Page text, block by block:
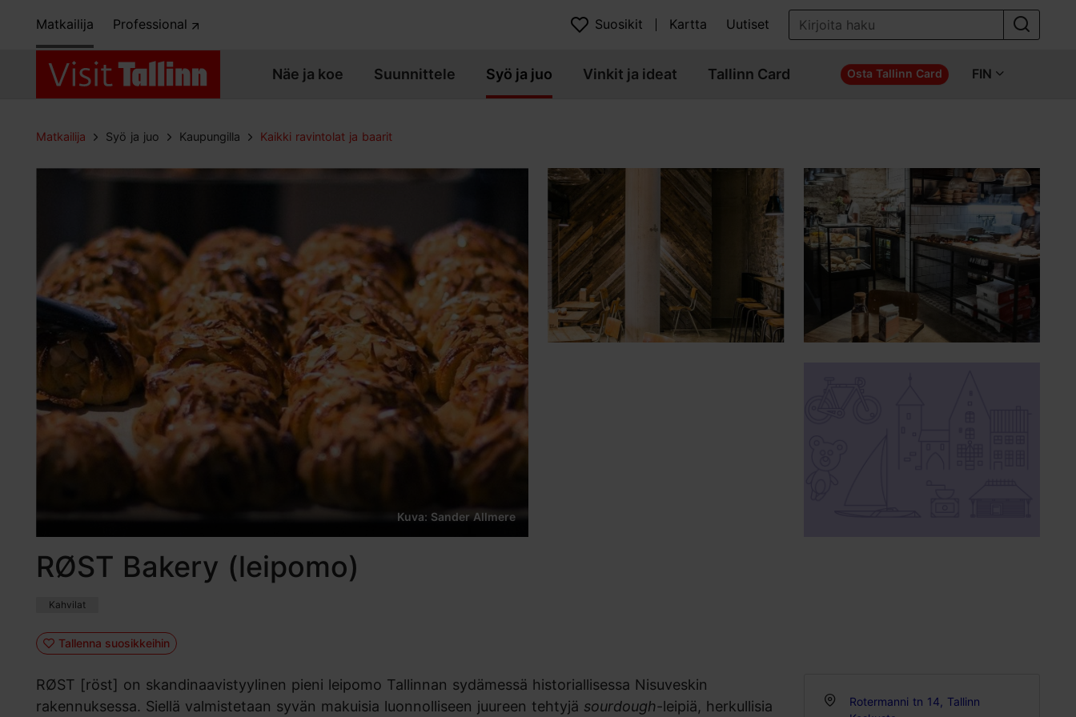
Matkailija Professional Suosikit Kartta Uutiset
Näe ja koe Suunnittele Syö ja juo Vinkit ja ideat Tallinn Card Osta Tallinn Card FIN
Matkailija Syö ja juo Kaupungilla Kaikki ravintolat ja baarit
Kuva: Sander Allmere
RØST Bakery (leipomo)
Kahvilat
Tallenna suosikkeihin
RØST [röst] on skandinaavistyylinen pieni leipomo Tallinnan sydämessä historiallisessa Nisuveskin
rakennuksessa. Siellä valmistetaan syvän makuisia luonnolliseen juureen tehtyjä sourdough-leipiä, herkullisia
Rotermanni tn 14, Tallinn